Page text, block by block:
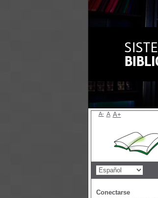
A- A A+
Conectarse